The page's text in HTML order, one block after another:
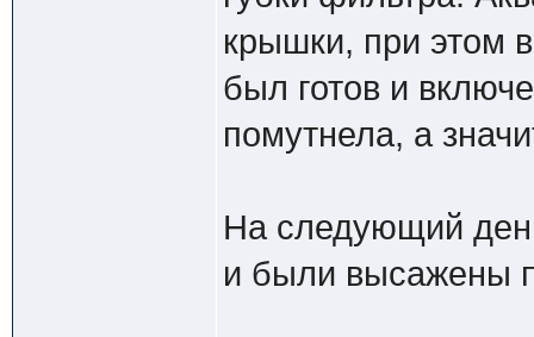
крышки, при этом
был готов и
помутнела, а
На следующий
и были высажены